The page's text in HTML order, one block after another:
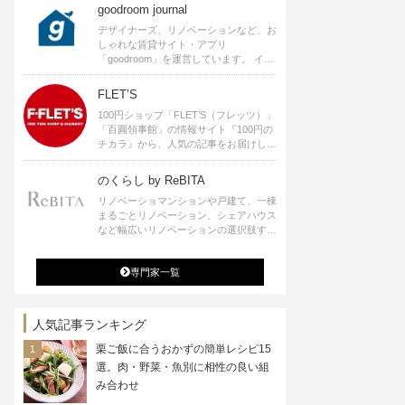
goodroom journal
デザイナーズ、リノベーションなど、お
しゃれな賃貸サイト・アプリ
「goodroom」を運営しています。 イン
テリアや、ひとり暮らし、ふたり暮らし
のアイディアなど、賃貸でも自分らしい
暮らしを楽しむためのヒントをお届けし
ます。
FLET’S
100円ショップ「FLET’S（フレッツ）」
「百圓領事館」の情報サイト『100円の
チカラ』から、人気の記事をお届けしま
す。
のくらし by ReBITA
リノベーショマンションや戸建て、一棟
まるごとリノベーション、シェアハウス
など幅広いリノベーションの選択肢すべ
ジ・シェアスペースなど、「住む」だけ
ではなく「働く」「遊ぶ」「学ぶ」「旅
する」といった領域でも、暮らしや生き
専門家一覧
人気記事ランキング
栗ご飯に合うおかずの簡単レシピ15
選。肉・野菜・魚別に相性の良い組
み合わせ